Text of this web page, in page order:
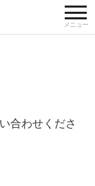
メニュー
合わせくださ